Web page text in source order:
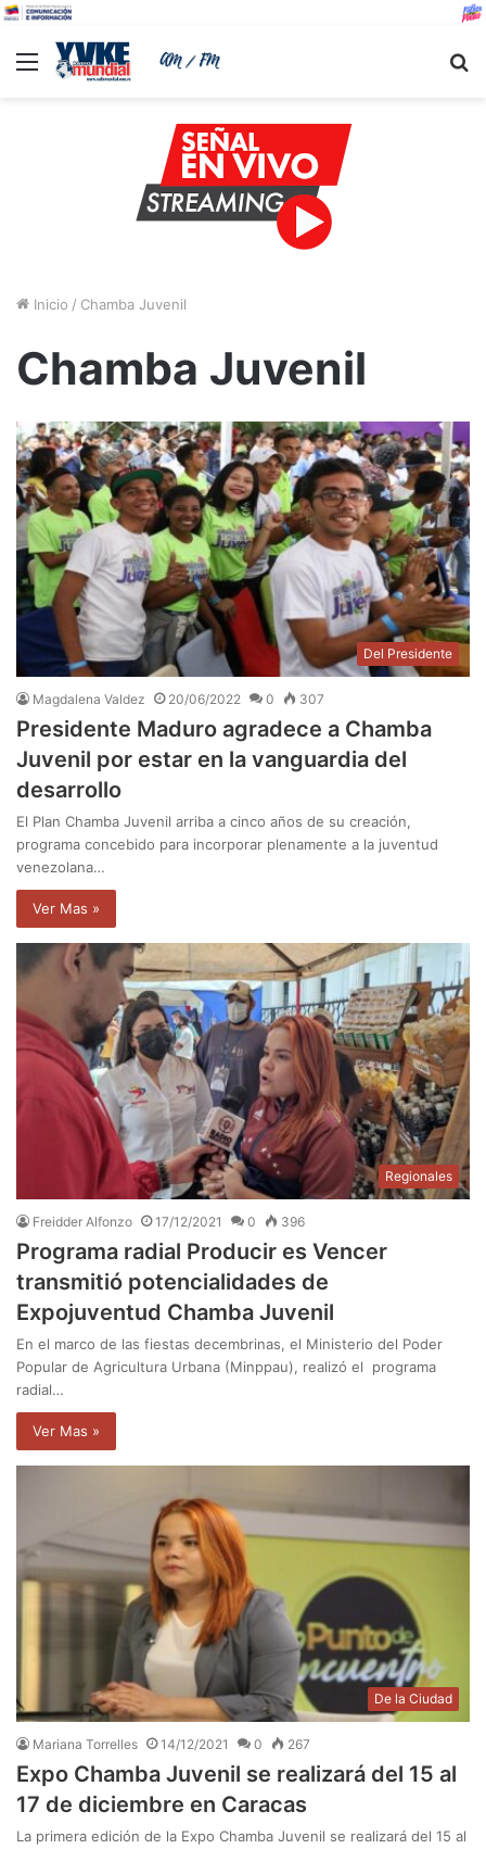
Menu
Inicio / Chamba Juvenil
Chamba Juvenil
Del Presidente
Magdalena Valdez 20/06/2022 0 307
Presidente Maduro agradece a Chamba
Juvenil por estar en la vanguardia del
desarrollo
El Plan Chamba Juvenil arriba a cinco años de su creación,
programa concebido para incorporar plenamente a la juventud
venezolana…
Ver Mas »
Regionales
Freidder Alfonzo 17/12/2021 0 396
Programa radial Producir es Vencer
transmitió potencialidades de
Expojuventud Chamba Juvenil
En el marco de las fiestas decembrinas, el Ministerio del Poder
Popular de Agricultura Urbana (Minppau), realizó el programa
radial…
Ver Mas »
De la Ciudad
Mariana Torrelles 14/12/2021 0 267
Expo Chamba Juvenil se realizará del 15 al
17 de diciembre en Caracas
La primera edición de la Expo Chamba Juvenil se realizará del 15 al